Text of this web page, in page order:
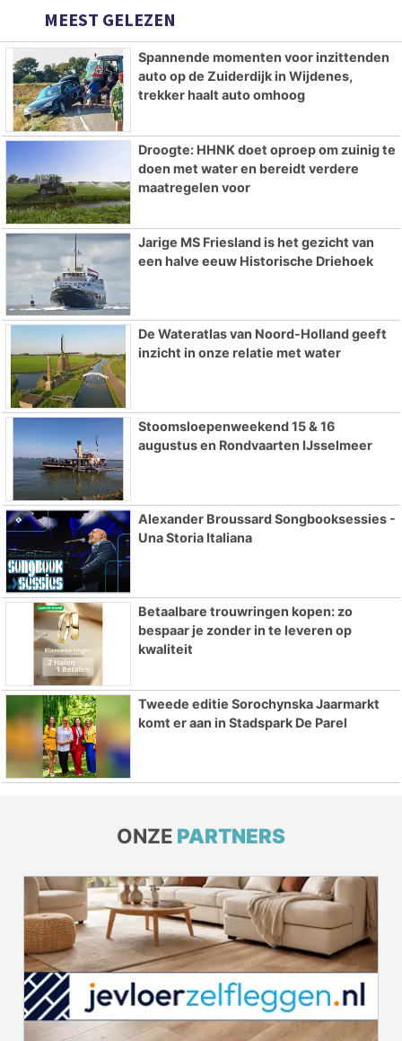
MEEST GELEZEN
Spannende momenten voor inzittenden
auto op de Zuiderdijk in Wijdenes,
trekker haalt auto omhoog
Droogte: HHNK doet oproep om zuinig te
doen met water en bereidt verdere
maatregelen voor
Jarige MS Friesland is het gezicht van
een halve eeuw Historische Driehoek
De Wateratlas van Noord-Holland geeft
inzicht in onze relatie met water
Stoomsloepenweekend 15 & 16
augustus en Rondvaarten IJsselmeer
Alexander Broussard Songbooksessies -
Una Storia Italiana
Betaalbare trouwringen kopen: zo
bespaar je zonder in te leveren op
kwaliteit
Tweede editie Sorochynska Jaarmarkt
komt er aan in Stadspark De Parel
ONZE PARTNERS